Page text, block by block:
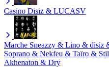
Casino Disiz & LUCASV
Marche Sneazzy & Lino & disiz
Soprano & Nekfeu & Taïro &
Akhenaton & Dry